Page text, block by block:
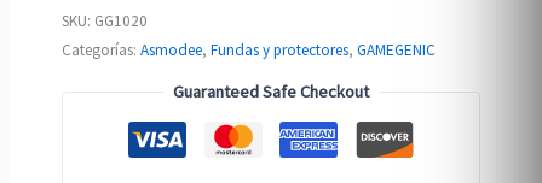
SKU: GG1020
Categorías:Asmodee,Fundas y protectores,GAMEGENIC
Guaranteed Safe Checkout